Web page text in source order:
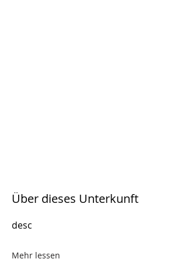
Über dieses Unterkunft
desc
Mehr lessen